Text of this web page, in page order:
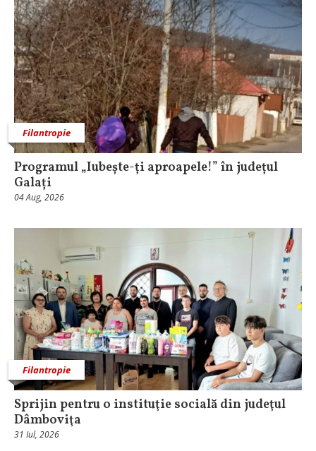
Filantropie
Programul „Iubește-ți aproapele!” în județul
Galați
04 Aug, 2026
Filantropie
Sprijin pentru o instituţie socială din judeţul
Dâmboviţa
31 Iul, 2026